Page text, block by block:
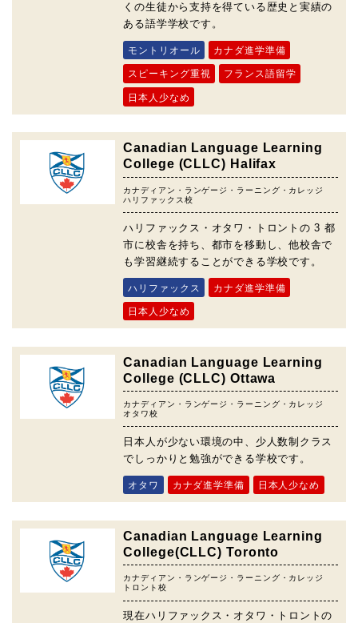
くの生徒から支持を得ている歴史と実績の
ある語学学校です。
モントリオール カナダ進学準備
スピーキング重視 フランス語留学
日本人少なめ
Canadian Language Learning
College (CLLC) Halifax
カナディアン・ランゲージ・ラーニング・カレッジ
ハリファックス校
ハリファックス・オタワ・トロントの 3 都
市に校舎を持ち、都市を移動し、他校舎で
も学習継続することができる学校です。
ハリファックス カナダ進学準備
日本人少なめ
Canadian Language Learning
College (CLLC) Ottawa
カナディアン・ランゲージ・ラーニング・カレッジ
オタワ校
日本人が少ない環境の中、少人数制クラス
でしっかりと勉強ができる学校です。
オタワ カナダ進学準備 日本人少なめ
Canadian Language Learning
College(CLLC) Toronto
カナディアン・ランゲージ・ラーニング・カレッジ
トロント校
現在ハリファックス・オタワ・トロントの